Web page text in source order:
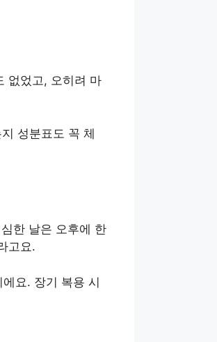
없었고, 오히려 마
성분표도 꼭 체
한 날은 오후에 한
고요.
요. 장기 복용 시